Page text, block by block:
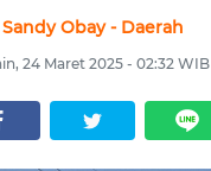
Sandy Obay - Daerah
24 Maret 2025 - 02:32 WIB